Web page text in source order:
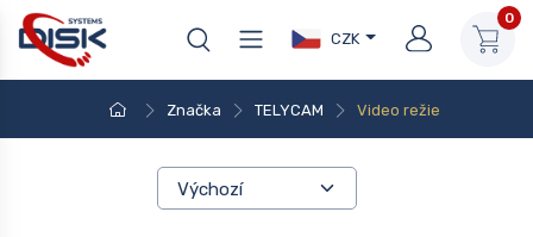
CZK
0
Značka TELYCAM Video režie